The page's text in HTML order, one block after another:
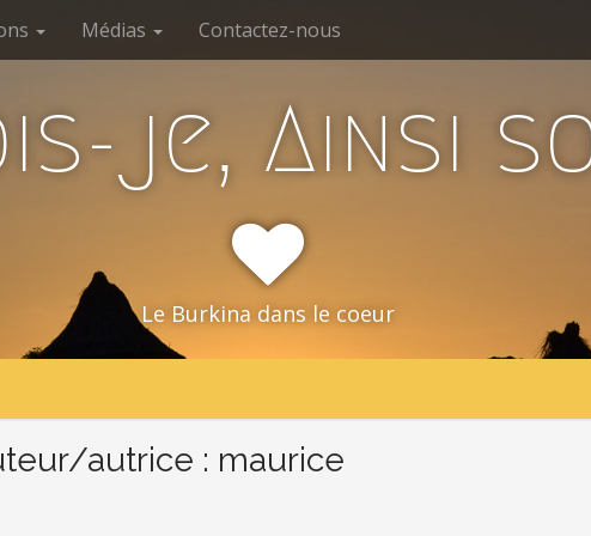
Médias Contactez-nous
je, Ainsi
Le Burkina dans le coeur
autrice : maurice